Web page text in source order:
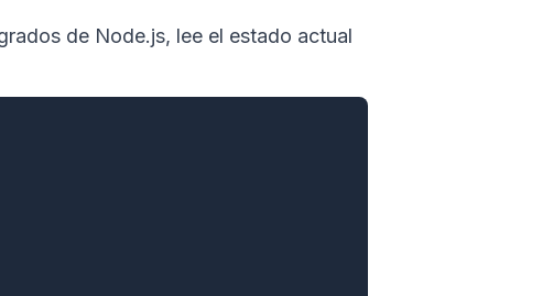
de Node.js, lee el estado actual